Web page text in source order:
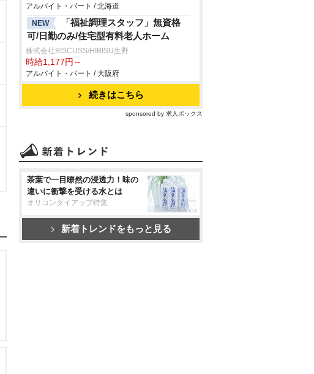
アルバイト・パート / 北海道
NEW
「福祉調理スタッフ」無資格
可/日勤のみ/住宅型有料老人ホーム
株式会社BISCUSS/HIBISU生野
時給1,177円～
アルバイト・パート / 大阪府
続きはこちら
sponsored by 求人ボックス
茶葉で一目瞭然の浸透力！味の
違いに衝撃を受ける水とは
オリコンタイアップ特集
新着トレンドをもっと見る